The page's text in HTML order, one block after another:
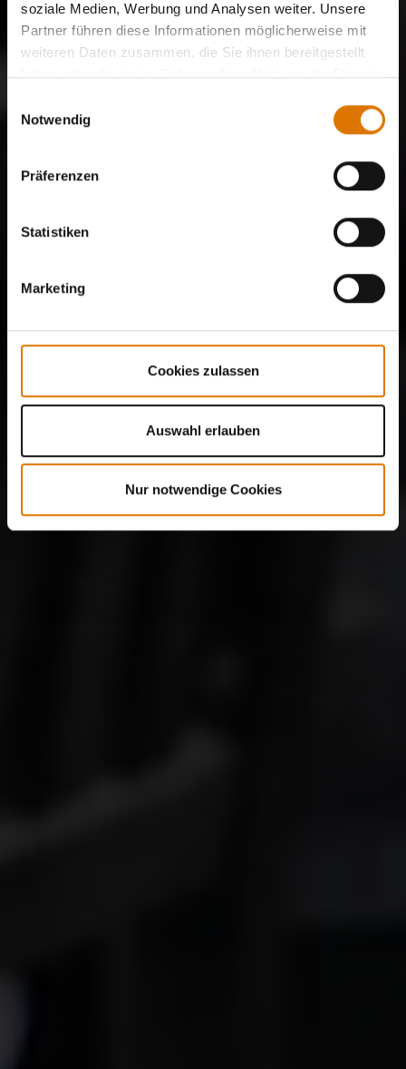
soziale Medien, Werbung und Analysen weiter. Unsere
Partner führen diese Informationen möglicherweise mit
weiteren Daten zusammen, die Sie ihnen bereitgestellt
haben oder die sie im Rahmen Ihrer Nutzung der Dienste
Notwendig
Präferenzen
Statistiken
Marketing
Cookies zulassen
Auswahl erlauben
Nur notwendige Cookies